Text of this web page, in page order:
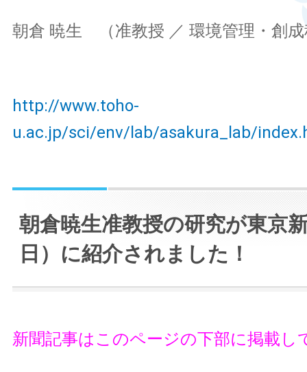
朝倉 暁生 （准教授 ／ 環境管理・創
http://www.toho-
u.ac.jp/sci/env/lab/asakura_lab/
朝倉暁生准教授の研究が東京
日）に紹介されました！
新聞記事はこのページの下部に掲載し